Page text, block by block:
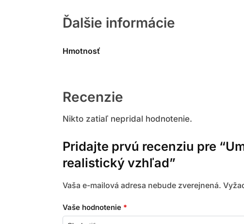
Ďalšie informácie
Hmotnosť
Recenzie
Nikto zatiaľ nepridal hodnotenie.
Pridajte prvú recenziu pre
realistický vzhľad”
Vaša e-mailová adresa nebude zverejnená.
Vaše hodnotenie *